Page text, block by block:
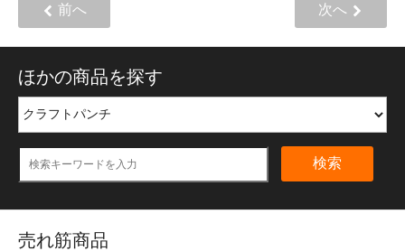
前へ 次へ
ほかの商品を探す
検索
売れ筋商品